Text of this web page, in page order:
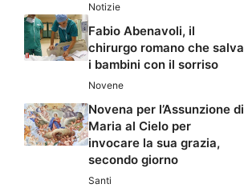
Notizie
Fabio Abenavoli, il
chirurgo romano che salva
i bambini con il sorriso
Novene
Novena per l’Assunzione di
Maria al Cielo per
invocare la sua grazia,
secondo giorno
Santi